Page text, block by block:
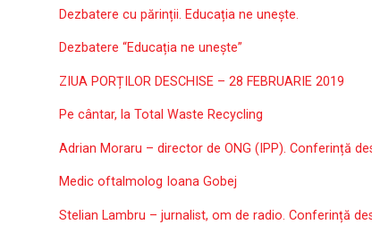
Dezbatere cu părinții. Educația ne unește.
Dezbatere “Educația ne unește”
ZIUA PORȚILOR DESCHISE – 28 FEBRUARIE 2019
Pe cântar, la Total Waste Recycling
Adrian Moraru – director de ONG (IPP). Conferință
Medic oftalmolog Ioana Gobej
Stelian Lambru – jurnalist, om de radio. Conferință